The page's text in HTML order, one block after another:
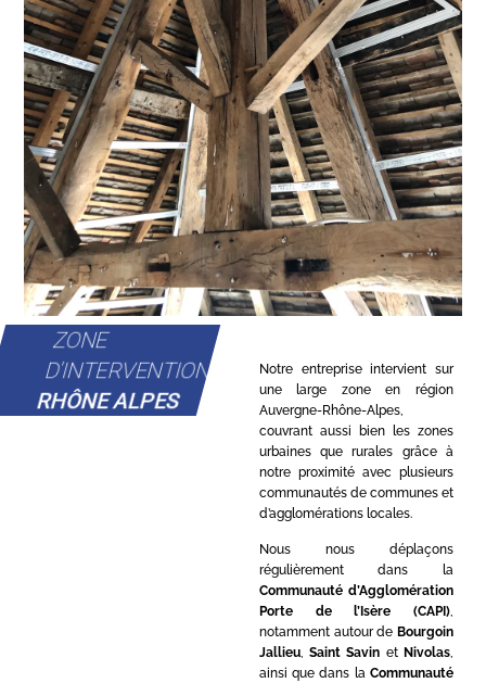
ZONE
D'INTERVENTION
RHÔNE ALPES
Notre entreprise intervient sur
une large zone en région
Auvergne-Rhône-Alpes,
couvrant aussi bien les zones
urbaines que rurales grâce à
notre proximité avec plusieurs
communautés de communes et
d’agglomérations locales.
Nous nous déplaçons
régulièrement dans la
Communauté d’Agglomération
Porte de l’Isère (CAPI),
notamment autour de Bourgoin
Jallieu,Saint Savin et Nivolas,
ainsi que dans la Communauté